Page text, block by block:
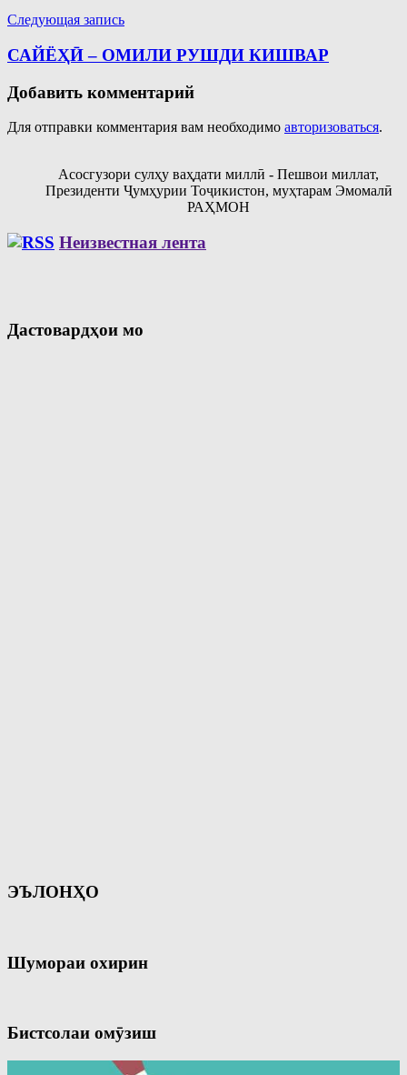
Следующая запись
САЙЁҲӢ – ОМИЛИ РУШДИ КИШВАР
Добавить комментарий
Для отправки комментария вам необходимо авторизоваться.
Асосгузори сулҳу ваҳдати миллӣ - Пешвои миллат,
Президенти Ҷумҳурии Тоҷикистон, муҳтарам Эмомалӣ
РАҲМОН
Неизвестная лента
Дастовардҳои мо
ЭЪЛОНҲО
Шумораи охирин
Бистсолаи омӯзиш